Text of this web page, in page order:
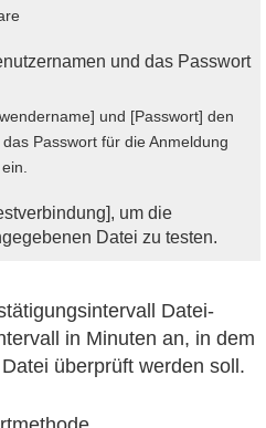
und das Passwort
und [Passwort] den
Passwort für die Anmeldung
um die
Datei zu testen.
Datei-
in Minuten an, in dem
überprüft werden soll.